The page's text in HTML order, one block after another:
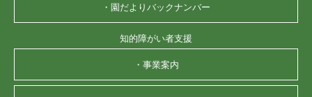
・園だよりバックナンバー
知的障がい者支援
・事業案内